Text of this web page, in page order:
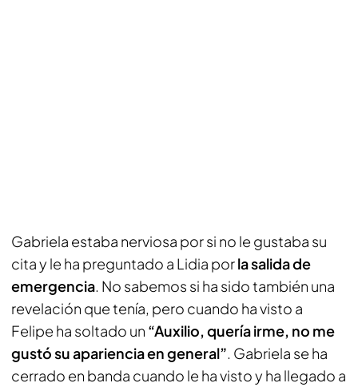
Gabriela estaba nerviosa por si no le gustaba su
cita y le ha preguntado a Lidia porla salida de
emergencia. No sabemos si ha sido también una
revelación que tenía, pero cuando ha visto a
Felipe ha soltado un “Auxilio, quería irme, no me
gustó su apariencia en general”. Gabriela se ha
cerrado en banda cuando le ha visto y ha llegado a